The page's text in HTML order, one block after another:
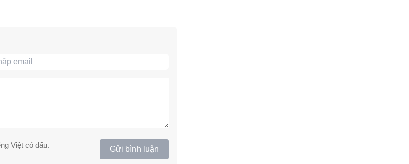
Việt có dấu. Gửi bình luận